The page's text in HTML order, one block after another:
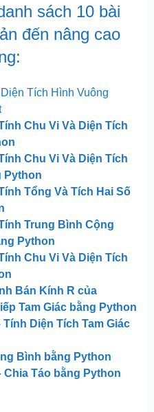
sách 10 bài
đến nâng cao
Tích Hình Vuông
Chu Vi Và Diện Tích
Chu Vi Và Diện Tích
Python
Tổng Và Tích Hai Số
Trung Bình Cộng
Python
Chu Vi Và Diện Tích
Bán Kính R của
Tam Giác bằng Python
Diện Tích Tam Giác
Bình bằng Python
Chia Táo bằng Python